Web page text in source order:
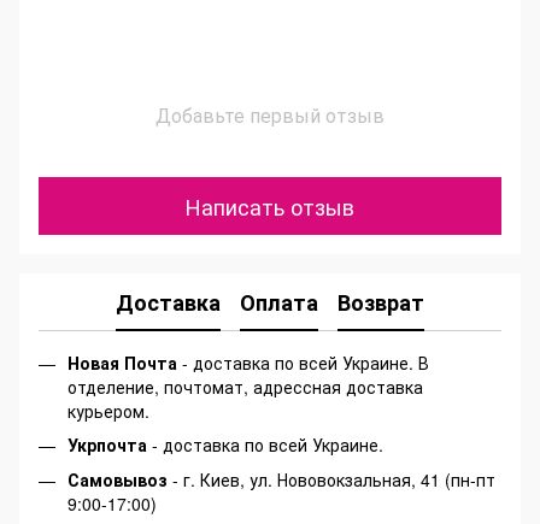
Добавьте первый отзыв
Написать отзыв
Доставка Оплата Возврат
Новая Почта - доставка по всей Украине. В
отделение, почтомат, адрессная доставка
курьером.
Укрпочта - доставка по всей Украине.
Самовывоз - г. Киев, ул. Нововокзальная, 41 (пн-пт
9:00-17:00)